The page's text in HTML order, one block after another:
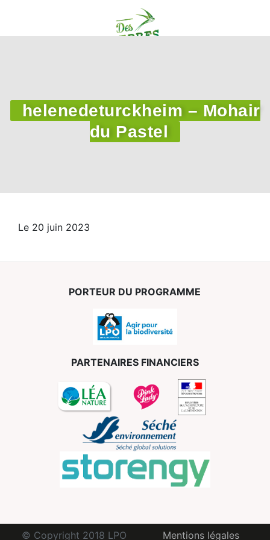
helenedeturckheim – Mohair
du Pastel
Le 20 juin 2023
PORTEUR DU PROGRAMME
PARTENAIRES FINANCIERS
© Copyright 2018 LPO Mentions légales